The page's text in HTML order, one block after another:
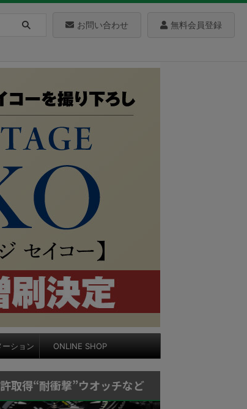
お問い合わせ 無料会員登録
ーション ONLINE SHOP
取得“耐衝撃”ウオッチなど